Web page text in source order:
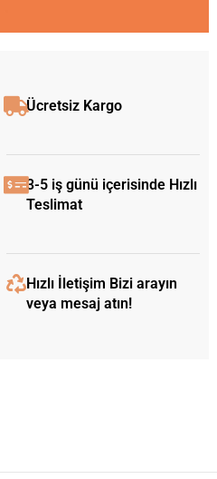
Ücretsiz Kargo
3-5 iş günü içerisinde Hızlı
Teslimat
Hızlı İletişim Bizi arayın
veya mesaj atın!